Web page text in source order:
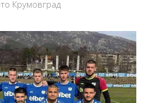
Крумовград